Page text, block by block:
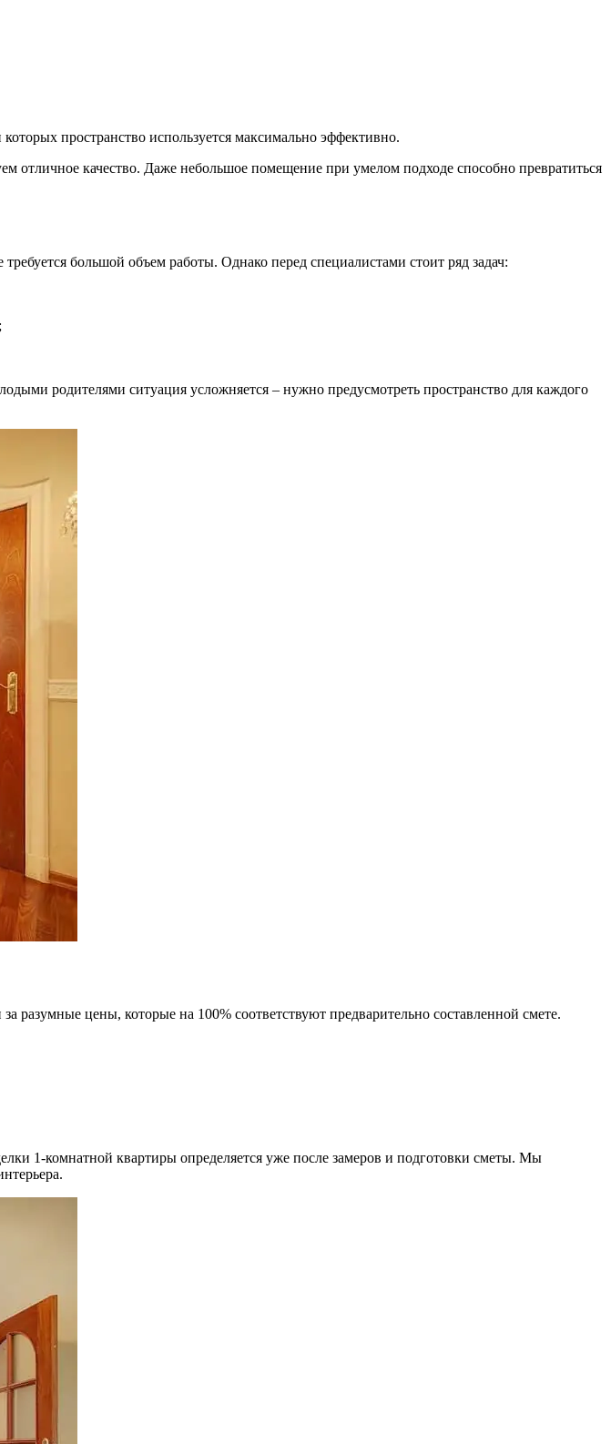
пространство используется максимально эффективно.
качество. Даже небольшое помещение при умелом подходе способно превратиться
большой объем работы. Однако перед специалистами стоит ряд задач:
родителями ситуация усложняется – нужно предусмотреть пространство для каждого
разумные цены, которые на 100% соответствуют предварительно составленной смете.
1-комнатной квартиры определяется уже после замеров и подготовки сметы. Мы